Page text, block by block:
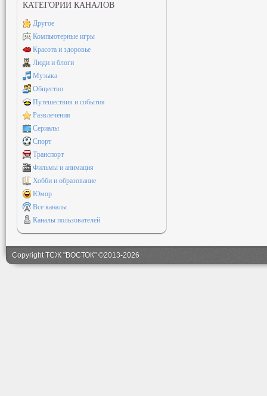
КАТЕГОРИИ КАНАЛОВ
Другое
Компьютерные игры
Красота и здоровье
Люди и блоги
Музыка
Общество
Путешествия и события
Развлечения
Сериалы
Спорт
Транспорт
Фильмы и анимация
Хобби и образование
Юмор
Все каналы
Каналы пользователей
Copyright ТСЖ "ВОСТОК" ©2013-2026